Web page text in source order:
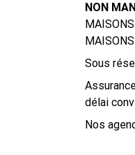
NON
Sous
délai
Nos